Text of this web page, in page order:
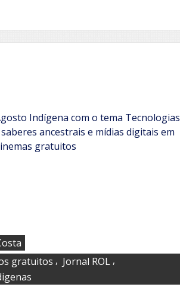
Indígena com o tema Tecnologias
ancestrais e mídias digitais em
gratuitos
gratuitos , Jornal ROL ,